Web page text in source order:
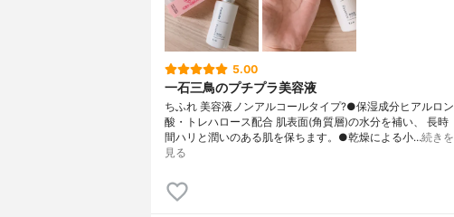
5.00
一石三鳥のプチプラ美容液
ちふれ 美容液ノンアルコールタイプ?●保湿成分ヒアルロン
酸・トレハロース配合 肌表面(角質層)の水分を補い、 長時
間ハリと潤いのある肌を保ちます。●乾燥による小…続きを
見る